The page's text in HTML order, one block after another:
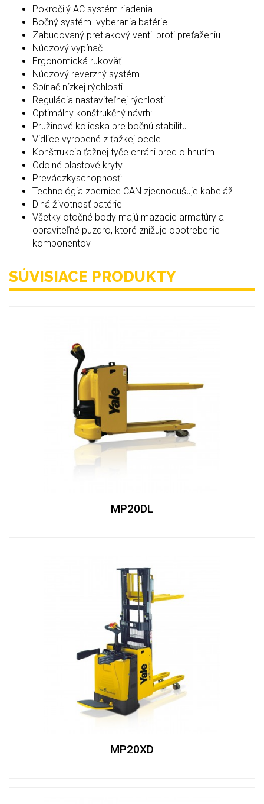
Pokročilý AC systém riadenia
Bočný systém vyberania batérie
Zabudovaný pretlakový ventil proti preťaženiu
Núdzový vypínač
Ergonomická rukoväť
Núdzový reverzný systém
Spínač nízkej rýchlosti
Regulácia nastaviteľnej rýchlosti
Optimálny konštrukčný návrh:
Pružinové kolieska pre bočnú stabilitu
Vidlice vyrobené z ťažkej ocele
Konštrukcia ťažnej tyče chráni pred o hnutím
Odolné plastové kryty
Prevádzkyschopnosť:
Technológia zbernice CAN zjednodušuje kabeláž
Dlhá životnosť batérie
Všetky otočné body majú mazacie armatúry a
opraviteľné puzdro, ktoré znižuje opotrebenie
komponentov
SÚVISIACE PRODUKTY
MP20DL
MP20XD